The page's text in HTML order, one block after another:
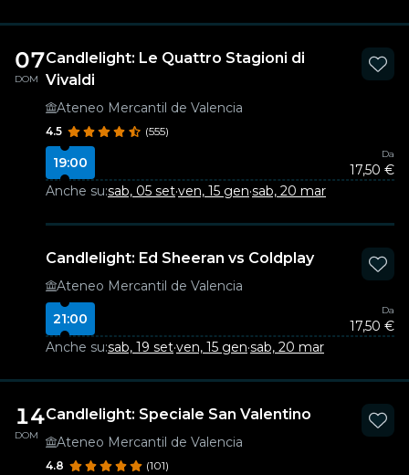
07
DOM
Candlelight: Le Quattro Stagioni di
Vivaldi
Ateneo Mercantil de Valencia
4.5 (555)
19:00
Da
17,50 €
Anche su:sab, 05 set·ven, 15 gen·sab, 20 mar
Candlelight: Ed Sheeran vs Coldplay
Ateneo Mercantil de Valencia
21:00
Da
17,50 €
Anche su:sab, 19 set·ven, 15 gen·sab, 20 mar
14
DOM
Candlelight: Speciale San Valentino
Ateneo Mercantil de Valencia
4.8 (101)